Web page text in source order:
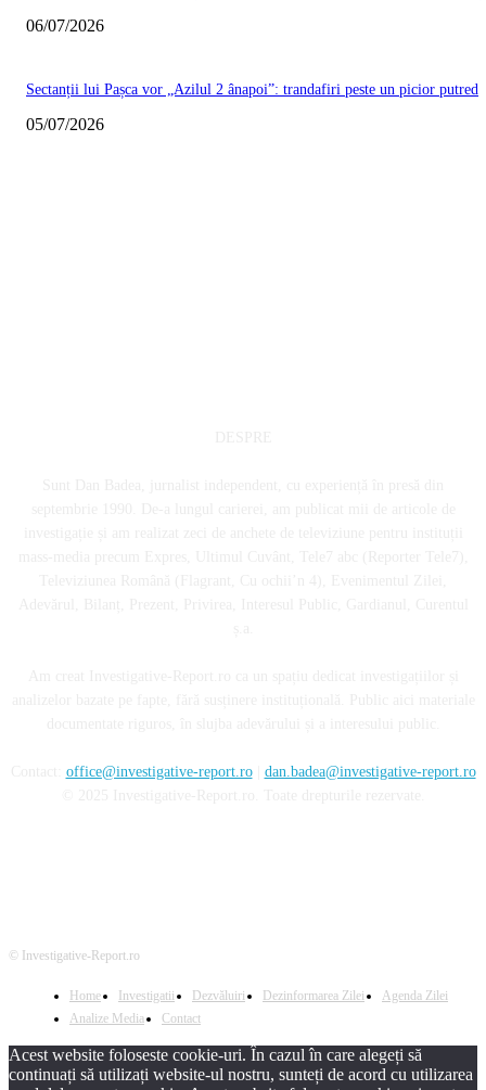
06/07/2026
Sectanții lui Pașca vor „Azilul 2 ânapoi”: trandafiri peste un picior putred
05/07/2026
office@investigative-report.ro| dan.badea@investigative-report.ro
© Investigative-Report.ro
Home Investigatii Dezvăluiri Dezinformarea Zilei
Agenda Zilei
Analize Media
Contact
Acest website foloseste cookie-uri. În cazul în care alegeți să
continuați să utilizați website-ul nostru, sunteți de acord cu utilizarea